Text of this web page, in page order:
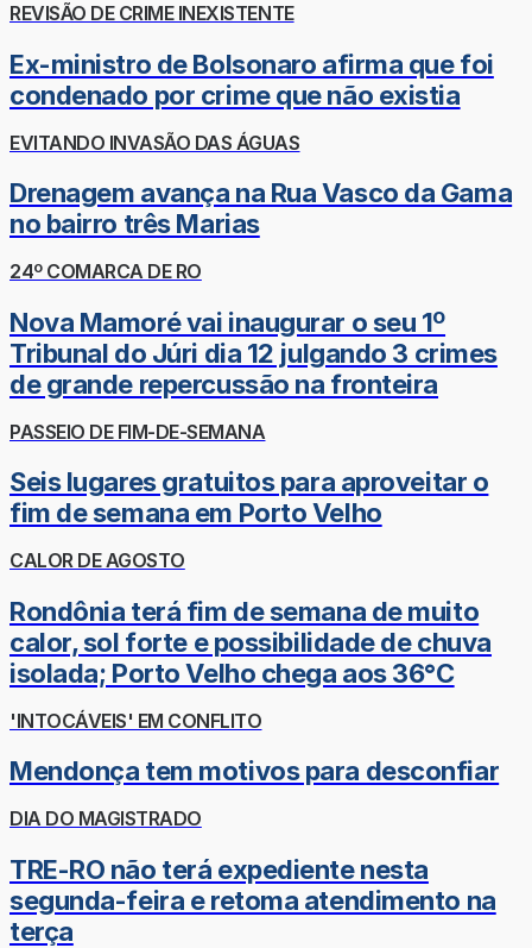
REVISÃO DE CRIME INEXISTENTE
Ex-ministro de Bolsonaro afirma que foi
condenado por crime que não existia
EVITANDO INVASÃO DAS ÁGUAS
Drenagem avança na Rua Vasco da Gama
no bairro três Marias
24º COMARCA DE RO
Nova Mamoré vai inaugurar o seu 1º
Tribunal do Júri dia 12 julgando 3 crimes
de grande repercussão na fronteira
PASSEIO DE FIM-DE-SEMANA
Seis lugares gratuitos para aproveitar o
fim de semana em Porto Velho
CALOR DE AGOSTO
Rondônia terá fim de semana de muito
calor, sol forte e possibilidade de chuva
isolada; Porto Velho chega aos 36°C
'INTOCÁVEIS' EM CONFLITO
Mendonça tem motivos para desconfiar
DIA DO MAGISTRADO
TRE-RO não terá expediente nesta
segunda-feira e retoma atendimento na
terça